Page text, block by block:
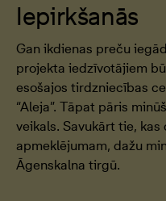
Iepirkšanās
Gan ikdienas preču
projekta iedzīvotājiem
esošajos tirdzniecības
“Aleja”. Tāpat pāris
veikals. Savukārt tie,
apmeklējumam, dažu
Āgenskalna tirgū.